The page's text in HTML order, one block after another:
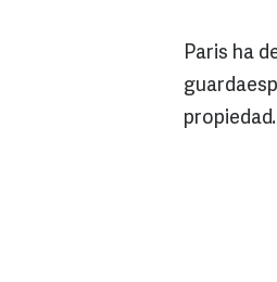
Paris ha
propiedad.